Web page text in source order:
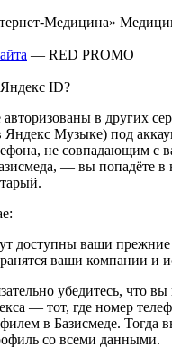
Медицина»
— RED PROMO
ID?
в других
Яндекс Музыке) под
не совпадающим с
— вы попадёте
доступны ваши прежние
ваши компании и
убедитесь, что
— тот, где номер
в Базисмеде. Тогда
со всеми данными.